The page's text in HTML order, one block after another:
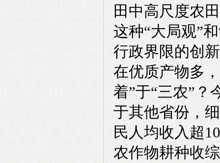
田中高尺度农
这种“大局观”
行政界限的创
在优质产物多
着”于“三农”？
于其他省份，
民人均收入超
农作物耕种收